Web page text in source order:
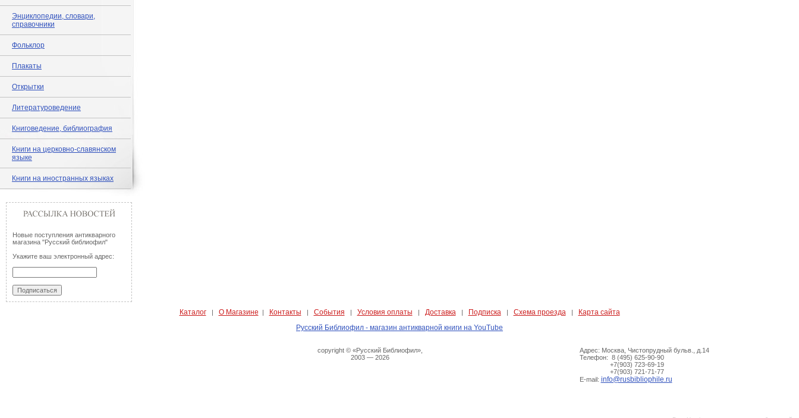
Энциклопедии, словари,
справочники
Фольклор
Плакаты
Открытки
Литературоведение
Книговедение, библиография
Книги на церковно-славянском
языке
Книги на иностранных языках
Новые поступления антикварного
магазина "Русский библиофил"
Укажите ваш электронный адрес:
Каталог| О Магазине | Контакты | События | Условия оплаты | Доставка | Подписка | Схема проезда |
Карта сайта
Русский Библиофил - магазин антикварной книги на YouTube
copyright © «Русский Библиофил»,
2003 — 2026
Адрес: Москва, Чистопрудный бульв., д.14
Телефон: 8 (495) 625-90-90
+7(903) 723-69-19
+7(903) 721-71-77
E-mail: info@rusbibliophile.ru